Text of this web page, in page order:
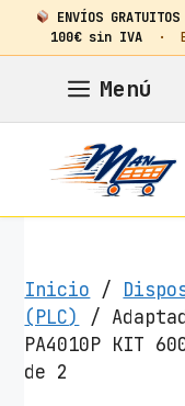
ENVÍOS
100€ sin IVA·
contenido
Menú
Inicio /
(PLC)
/
PA4010P KIT
de 2